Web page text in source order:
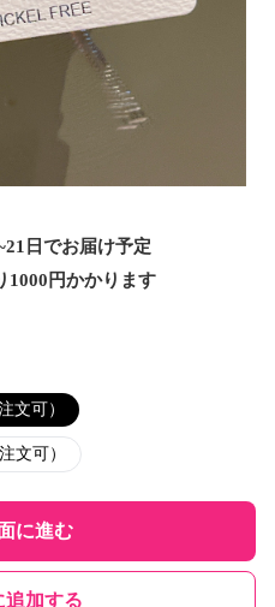
日でお届け予定
1000 円かかります
文可）
文可）
に進む
追加する